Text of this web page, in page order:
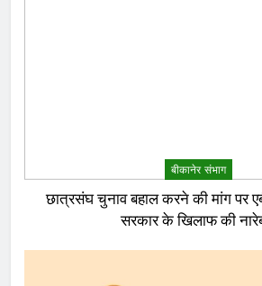
बीकानेर संभाग
छात्रसंघ चुनाव बहाल करने की मांग पर
सरकार के खिलाफ की